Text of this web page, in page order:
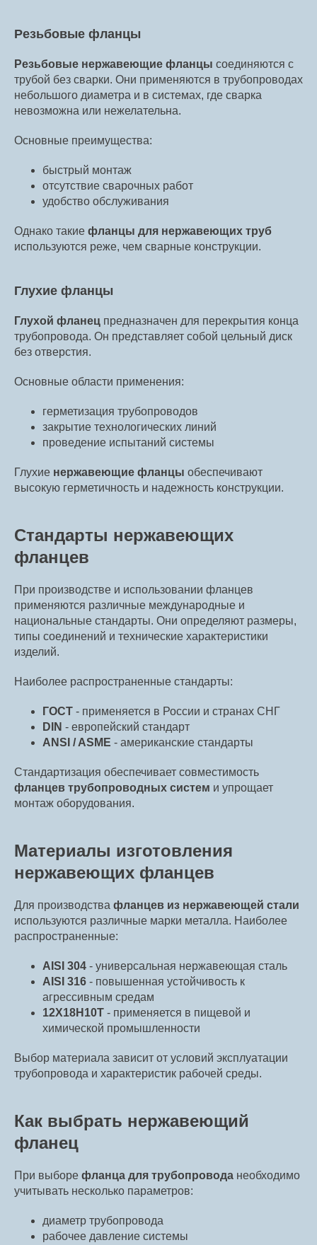
Резьбовые фланцы
Резьбовые нержавеющие фланцы соединяются с
трубой без сварки. Они применяются в трубопроводах
небольшого диаметра и в системах, где сварка
невозможна или нежелательна.
Основные преимущества:
быстрый монтаж
отсутствие сварочных работ
удобство обслуживания
Однако такие фланцы для нержавеющих труб
используются реже, чем сварные конструкции.
Глухие фланцы
Глухой фланец предназначен для перекрытия конца
трубопровода. Он представляет собой цельный диск
без отверстия.
Основные области применения:
герметизация трубопроводов
закрытие технологических линий
проведение испытаний системы
Глухие нержавеющие фланцы обеспечивают
высокую герметичность и надежность конструкции.
Стандарты нержавеющих
фланцев
При производстве и использовании фланцев
применяются различные международные и
национальные стандарты. Они определяют размеры,
типы соединений и технические характеристики
изделий.
Наиболее распространенные стандарты:
ГОСТ - применяется в России и странах СНГ
DIN - европейский стандарт
ANSI / ASME - американские стандарты
Стандартизация обеспечивает совместимость
фланцев трубопроводных систем и упрощает
монтаж оборудования.
Материалы изготовления
нержавеющих фланцев
Для производства фланцев из нержавеющей стали
используются различные марки металла. Наиболее
распространенные:
AISI 304 - универсальная нержавеющая сталь
AISI 316 - повышенная устойчивость к
агрессивным средам
12Х18Н10Т - применяется в пищевой и
химической промышленности
Выбор материала зависит от условий эксплуатации
трубопровода и характеристик рабочей среды.
Как выбрать нержавеющий
фланец
При выборе фланца для трубопровода необходимо
учитывать несколько параметров:
диаметр трубопровода
рабочее давление системы
ARDIS
ООО «Ардис-М»
г. Москва, ш. Фрезер 5/1, помещение 1н
Golden Studio - продвижение сайта
Info@ardisp.ru
Карта сайта